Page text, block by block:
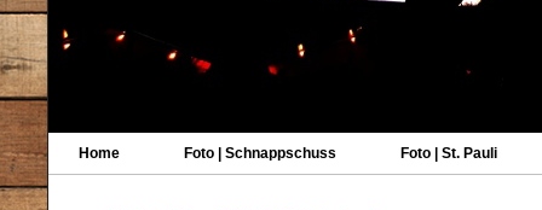
Home Foto | Schnappschuss Foto | St. Pauli